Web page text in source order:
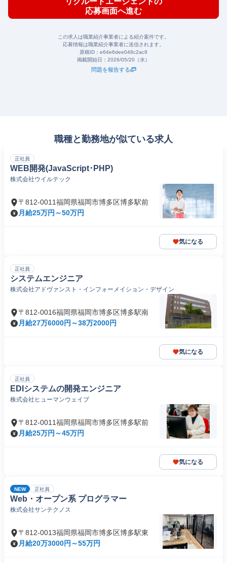
応募画面へ進む
この求人は職業紹介事業者による紹介案件です。
応募情報は職業紹介事業者に送信されます。
原稿ID： e64e6dee048c2ac9
掲載開始日： 2026/05/20（水）
問題を報告する
職種と勤務地が似ている求人
正社員
WEB開発(JavaScript･PHP)
株式会社ウイルテック
〒812-0011福岡県福岡市博多区博多駅前
月給25万円～50万円
気になる
正社員
システムエンジニア
株式会社アドヴァンスト・インフォーメイション・デザイン
〒812-0016福岡県福岡市博多区博多駅南
月給27万6000円～38万2000円
気になる
正社員
EDIシステムの開発エンジニア
株式会社ヒューマンウェイブ
〒812-0011福岡県福岡市博多区博多駅前
月給25万円～45万円
気になる
NEW 正社員
Web・オープン系 プログラマー
株式会社サンテクノス
〒812-0013福岡県福岡市博多区博多駅東
月給20万3000円～55万円